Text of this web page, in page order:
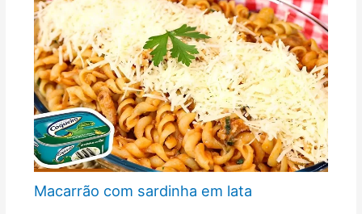
Macarrão com sardinha em lata